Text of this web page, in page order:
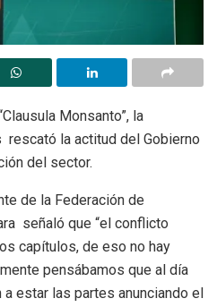
Monsanto”, la
la actitud del Gobierno
del sector.
de la Federación de
señaló que “el conflicto
capítulos, de eso no hay
pensábamos que al día
a estar las partes anunciando el